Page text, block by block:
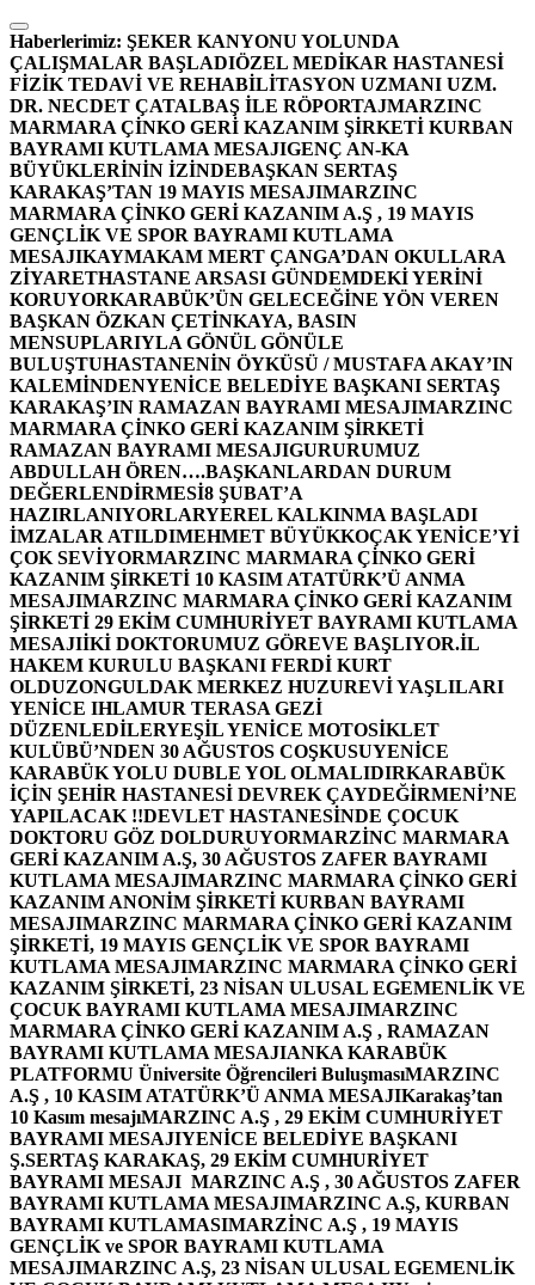
İçeriğe
atla
Haberlerimiz: ŞEKER KANYONU YOLUNDA
ÇALIŞMALAR BAŞLADIÖZEL MEDİKAR HASTANESİ
FİZİK TEDAVİ VE REHABİLİTASYON UZMANI UZM.
DR. NECDET ÇATALBAŞ İLE RÖPORTAJMARZINC
MARMARA ÇİNKO GERİ KAZANIM ŞİRKETİ KURBAN
BAYRAMI KUTLAMA MESAJIGENÇ AN-KA
BÜYÜKLERİNİN İZİNDEBAŞKAN SERTAŞ
KARAKAŞ’TAN 19 MAYIS MESAJIMARZINC
MARMARA ÇİNKO GERİ KAZANIM A.Ş , 19 MAYIS
GENÇLİK VE SPOR BAYRAMI KUTLAMA
MESAJIKAYMAKAM MERT ÇANGA’DAN OKULLARA
ZİYARETHASTANE ARSASI GÜNDEMDEKİ YERİNİ
KORUYORKARABÜK’ÜN GELECEĞİNE YÖN VEREN
BAŞKAN ÖZKAN ÇETİNKAYA, BASIN
MENSUPLARIYLA GÖNÜL GÖNÜLE
BULUŞTUHASTANENİN ÖYKÜSÜ / MUSTAFA AKAY’IN
KALEMİNDENYENİCE BELEDİYE BAŞKANI SERTAŞ
KARAKAŞ’IN RAMAZAN BAYRAMI MESAJIMARZINC
MARMARA ÇİNKO GERİ KAZANIM ŞİRKETİ
RAMAZAN BAYRAMI MESAJIGURURUMUZ
ABDULLAH ÖREN….BAŞKANLARDAN DURUM
DEĞERLENDİRMESİ8 ŞUBAT’A
HAZIRLANIYORLARYEREL KALKINMA BAŞLADI
İMZALAR ATILDIMEHMET BÜYÜKKOÇAK YENİCE’Yİ
ÇOK SEVİYORMARZINC MARMARA ÇİNKO GERİ
KAZANIM ŞİRKETİ 10 KASIM ATATÜRK’Ü ANMA
MESAJIMARZINC MARMARA ÇİNKO GERİ KAZANIM
ŞİRKETİ 29 EKİM CUMHURİYET BAYRAMI KUTLAMA
MESAJIİKİ DOKTORUMUZ GÖREVE BAŞLIYOR.İL
HAKEM KURULU BAŞKANI FERDİ KURT
OLDUZONGULDAK MERKEZ HUZUREVİ YAŞLILARI
YENİCE IHLAMUR TERASA GEZİ
DÜZENLEDİLERYEŞİL YENİCE MOTOSİKLET
KULÜBÜ’NDEN 30 AĞUSTOS COŞKUSUYENİCE
KARABÜK YOLU DUBLE YOL OLMALIDIRKARABÜK
İÇİN ŞEHİR HASTANESİ DEVREK ÇAYDEĞİRMENİ’NE
YAPILACAK !!DEVLET HASTANESİNDE ÇOCUK
DOKTORU GÖZ DOLDURUYORMARZİNC MARMARA
GERİ KAZANIM A.Ş, 30 AĞUSTOS ZAFER BAYRAMI
KUTLAMA MESAJIMARZINC MARMARA ÇİNKO GERİ
KAZANIM ANONİM ŞİRKETİ KURBAN BAYRAMI
MESAJIMARZINC MARMARA ÇİNKO GERİ KAZANIM
ŞİRKETİ, 19 MAYIS GENÇLİK VE SPOR BAYRAMI
KUTLAMA MESAJIMARZINC MARMARA ÇİNKO GERİ
KAZANIM ŞİRKETİ, 23 NİSAN ULUSAL EGEMENLİK VE
ÇOCUK BAYRAMI KUTLAMA MESAJIMARZINC
MARMARA ÇİNKO GERİ KAZANIM A.Ş , RAMAZAN
BAYRAMI KUTLAMA MESAJIANKA KARABÜK
PLATFORMU Üniversite Öğrencileri BuluşmasıMARZINC
A.Ş , 10 KASIM ATATÜRK’Ü ANMA MESAJIKarakaş’tan
10 Kasım mesajıMARZINC A.Ş , 29 EKİM CUMHURİYET
BAYRAMI MESAJIYENİCE BELEDİYE BAŞKANI
Ş.SERTAŞ KARAKAŞ, 29 EKİM CUMHURİYET
BAYRAMI MESAJI MARZINC A.Ş , 30 AĞUSTOS ZAFER
BAYRAMI KUTLAMA MESAJIMARZINC A.Ş, KURBAN
BAYRAMI KUTLAMASIMARZİNC A.Ş , 19 MAYIS
GENÇLİK ve SPOR BAYRAMI KUTLAMA
MESAJIMARZINC A.Ş, 23 NİSAN ULUSAL EGEMENLİK